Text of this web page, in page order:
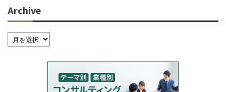
Archive